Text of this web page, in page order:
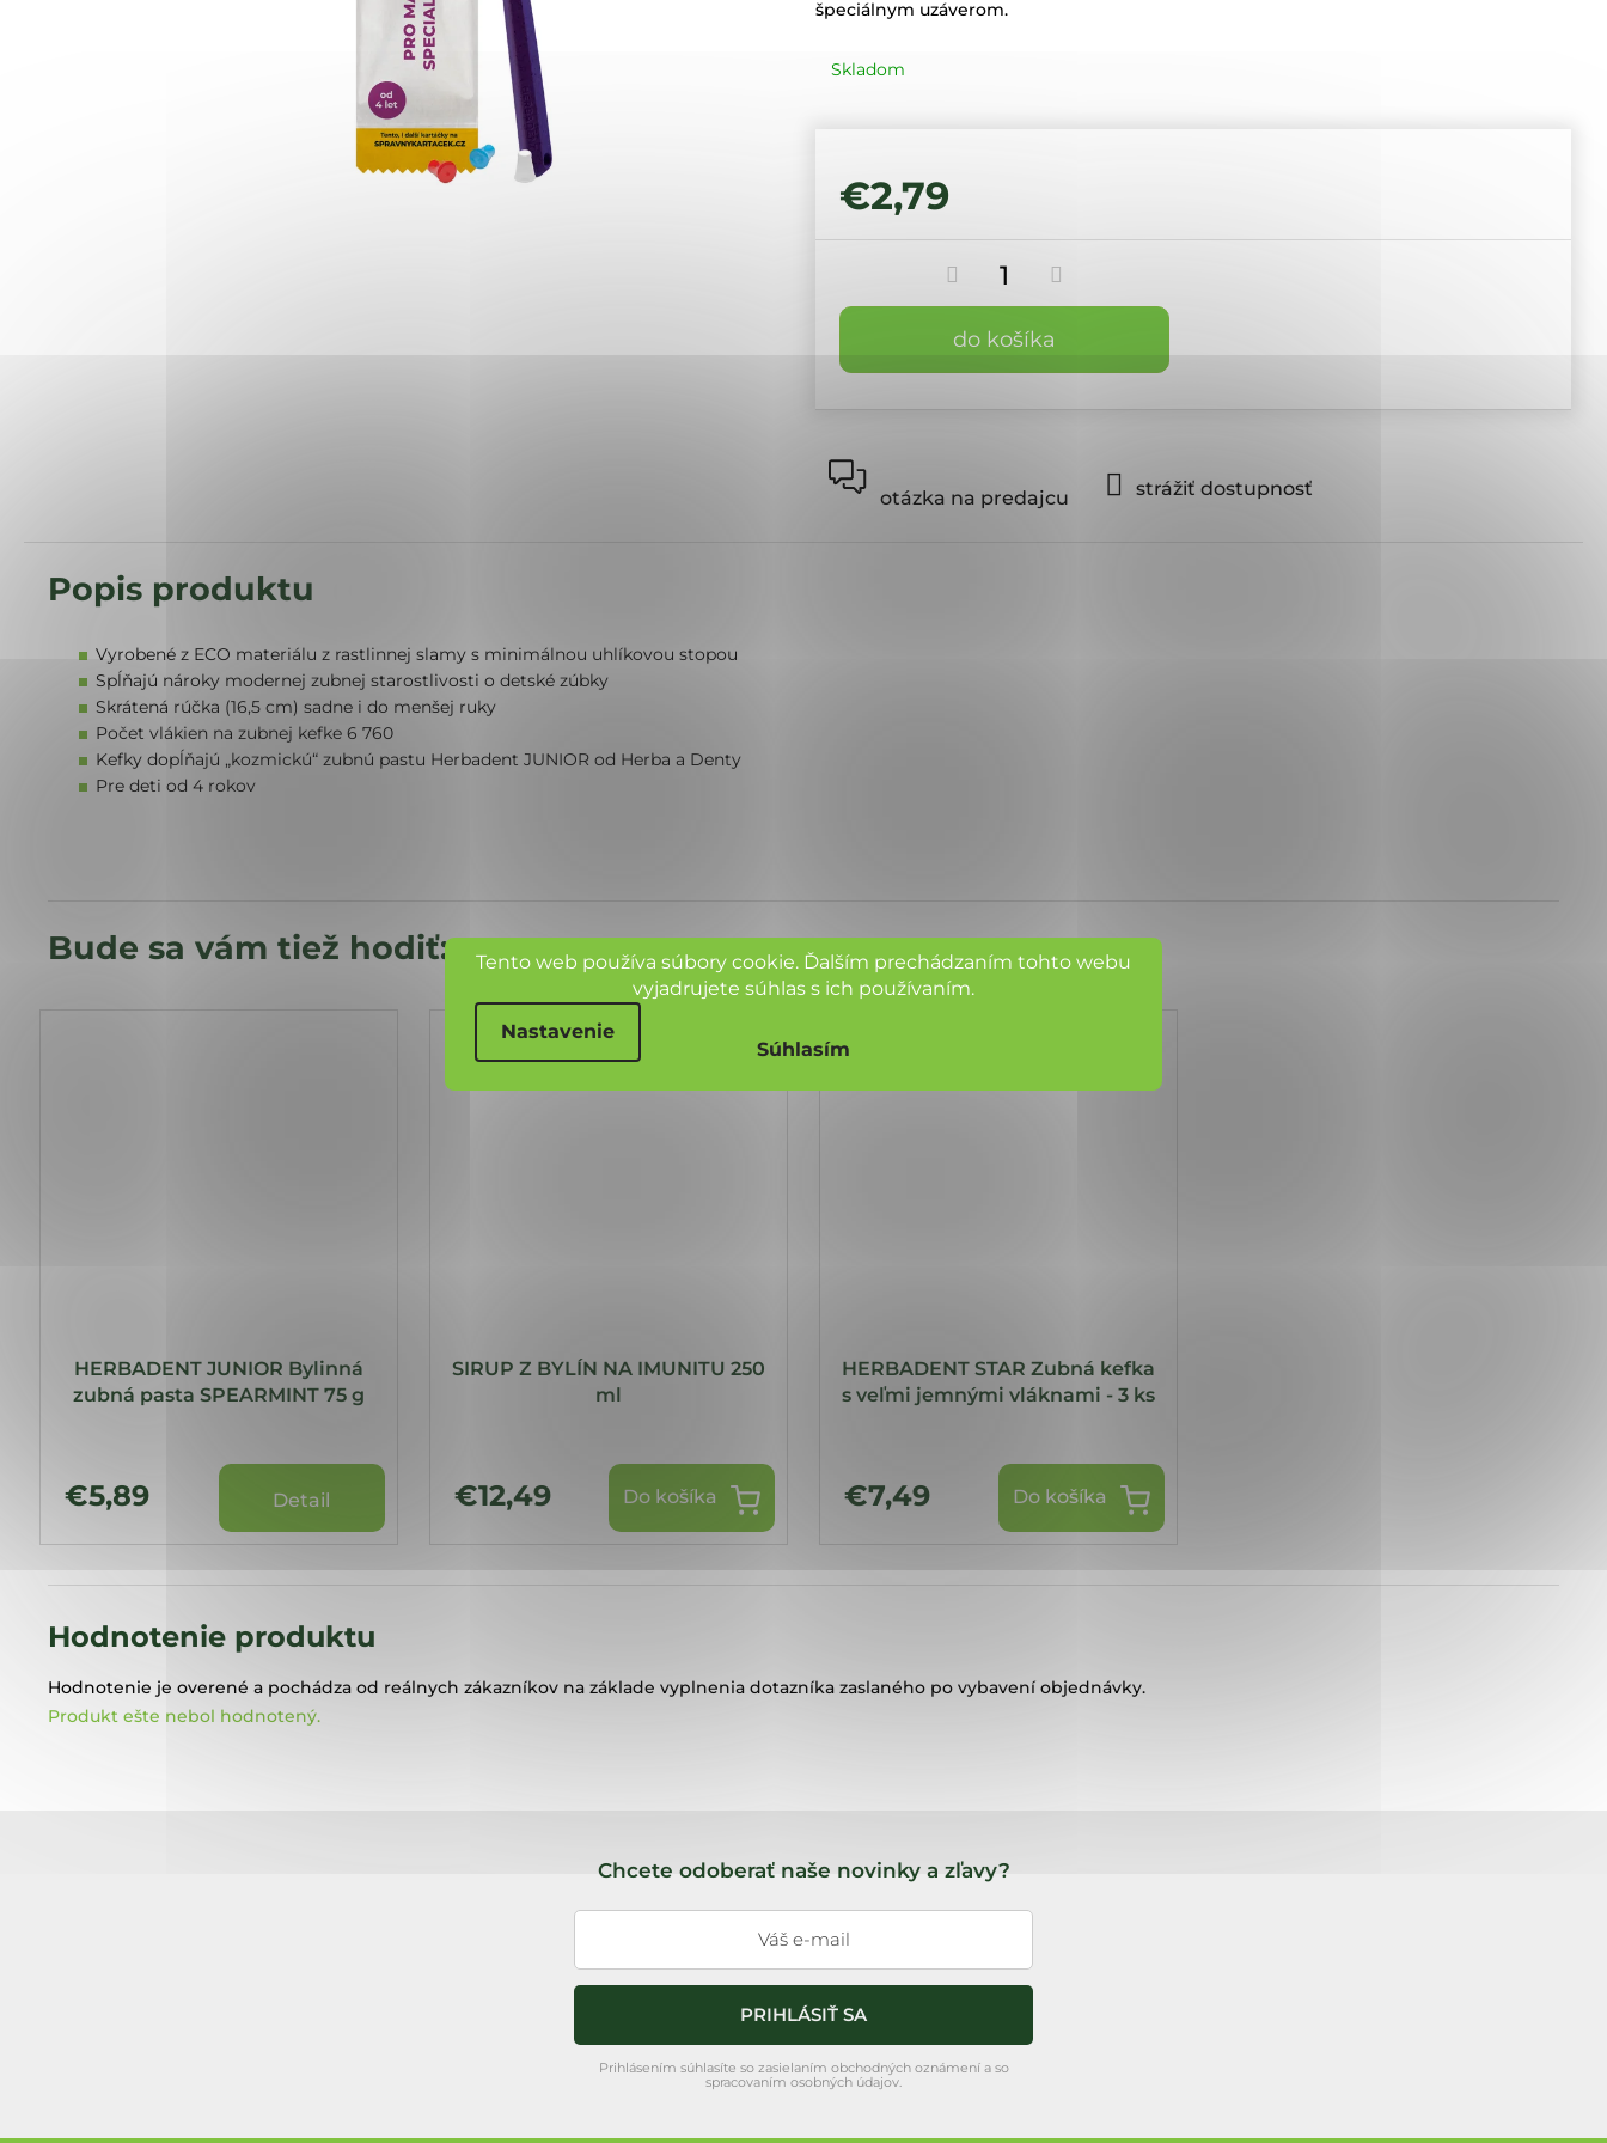
Tento web používa súbory cookie. Ďalším prechádzaním tohto webu
vyjadrujete súhlas s ich používaním.
Nastavenie
Súhlasím
špeciálnym uzáverom.
Skladom
€2,79
do košíka
otázka na predajcu strážiť dostupnosť
Vyrobené z ECO materiálu z rastlinnej slamy s minimálnou uhlíkovou stopou
Spĺňajú nároky modernej zubnej starostlivosti o detské zúbky
Skrátená rúčka (16,5 cm) sadne i do menšej ruky
Počet vlákien na zubnej kefke 6 760
Kefky dopĺňajú „kozmickú“ zubnú pastu Herbadent JUNIOR od Herba a Denty
Pre deti od 4 rokov
HERBADENT JUNIOR Bylinná
zubná pasta SPEARMINT 75 g
€5,89 Detail
SIRUP Z BYLÍN NA IMUNITU 250
ml
€12,49 Do košíka
HERBADENT STAR Zubná kefka
s veľmi jemnými vláknami - 3 ks
€7,49 Do košíka
Hodnotenie produktu
Hodnotenie je overené a pochádza od reálnych zákazníkov na základe vyplnenia dotazníka zaslaného po vybavení objednávky.
Produkt ešte nebol hodnotený.
Chcete odoberať naše novinky a zľavy?
PRIHLÁSIŤ SA
Prihlásením súhlasíte so zasielaním obchodných oznámení a so
spracovaním osobných údajov.